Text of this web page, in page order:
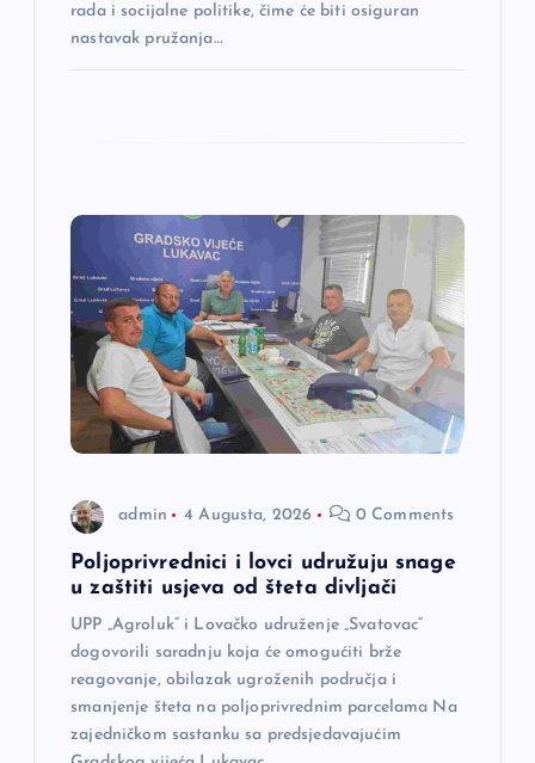
rada i socijalne politike, čime će biti osiguran
nastavak pružanja…
admin 4 Augusta, 2026 0 Comments
Poljoprivrednici i lovci udružuju snage
u zaštiti usjeva od šteta divljači
UPP „Agroluk“ i Lovačko udruženje „Svatovac“
dogovorili saradnju koja će omogućiti brže
reagovanje, obilazak ugroženih područja i
smanjenje šteta na poljoprivrednim parcelama Na
zajedničkom sastanku sa predsjedavajućim